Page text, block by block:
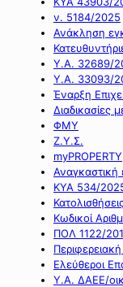
ν. 5184/2025
Ανάκληση
Υ.Α. 32689/
Υ.Α. 33093/
Έναρξη
Διαδικασίες
ΦΜΥ
Ζ.Υ.Σ.
myPROPERTY
ΚΥΑ 534/
Κωδικοί
ΠΟΛ 1122/
Ελεύθεροι
Υ.Α. ΔΑΕΕ/